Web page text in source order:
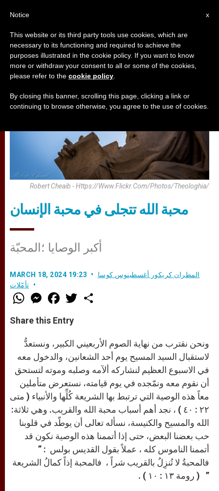
تأمّلات
Robert Cheaib - Https://www.flickr.com/photos/theologhia/
محبة الله تتجلى في محبة الإنسان
أكبر الوصايا ؛المحبّة
MARCH 18, 2024 19:23
المطران كريكور أغسطينوس كوسا
تأمّلات
W
h
t
s
p
p
M
e
s
e
g
e
r
F
a
e
b
o
k
w
Share this Entry
ونحن نقترب من نهاية الصوم الأربعيني الكبير، ونستعدُّ
لاستقبال السيد المسيح يوم أحد الشعانين، والدخول معه
في الاسبوع العظيم لنشاركه ألآمه وصلبه وموته لتستحق
أن نقوم معه ونمّجده في يوم قيامته، نستعرض متأملين
معاً هذه الوصية التي ترتبط بها الشريعة كُلِّها والأنبياء ( متى
٢٢ : ٤٠ ) ، نجد أهم أسباب محبة الله والقريب. وهي ثلاثة:
الله والمسيح والكنيسة، نسأله تعالى أن يوطّد في قلوبنا
حب بعضنا البعض، حتى إذا أتممنا هذه الوصية نكون قد
أتممنا الناموس كله ، عملاً بقول القديس بولس : ”
فالمحبةُ لا تُنزِلُ بالقريب شراً ، فالمحبة إذاً كمالُ الشريعة
” ( رومة ١٣ : ١٠ ) .
x
Notice
This website or its third party tools use cookies, which are
necessary to its functioning and required to achieve the
purposes illustrated in the cookie policy. If you want to know
more or withdraw your consent to all or some of the cookies,
please refer to the cookie policy
By closing this banner, scrolling this page, clicking a link or
continuing to browse otherwise, you agree to the use of cookies.